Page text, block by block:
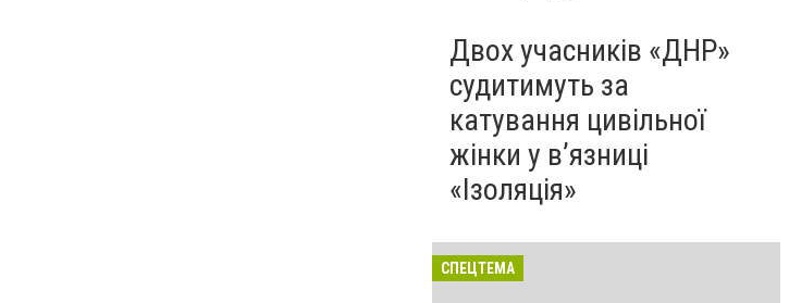
Двох учасників «ДНР»
судитимуть за
катування цивільної
жінки у в’язниці
«Ізоляція»
СПЕЦТЕМА